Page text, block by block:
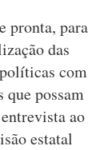
pronta, para
das
com
que possam
ao
estatal